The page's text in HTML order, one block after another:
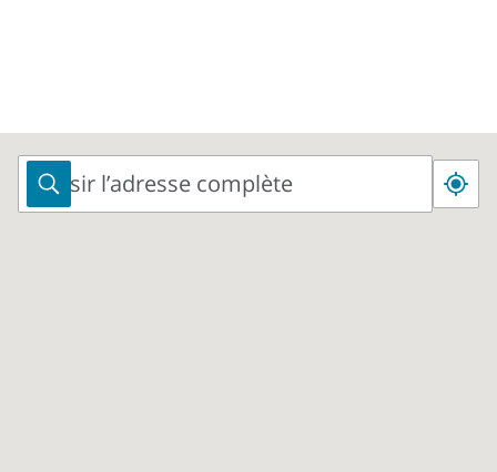
Saisir l’adresse complète